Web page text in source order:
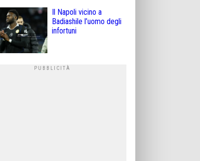
Il Napoli vicino a
Badiashile l’uomo degli
infortuni